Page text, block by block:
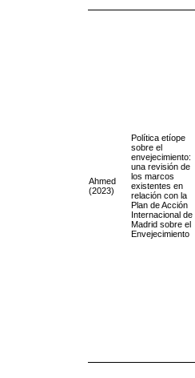
Ahmed
(2023)
Política etíope
sobre el
envejecimiento:
una revisión de
los marcos
existentes en
relación con la
Plan de Acción
Internacional de
Madrid sobre el
Envejecimiento